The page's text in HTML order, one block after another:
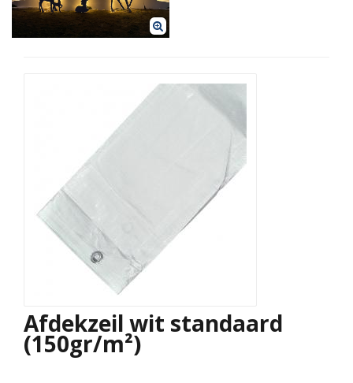
Afdekzeil wit standaard
(150gr/m²)